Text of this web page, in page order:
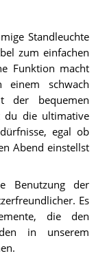
Standleuchte
zum einfachen
Funktion macht
schwach
der bequemen
du die ultimative
egal ob
Abend einstellst
Benutzung der
Es
die den
in unserem